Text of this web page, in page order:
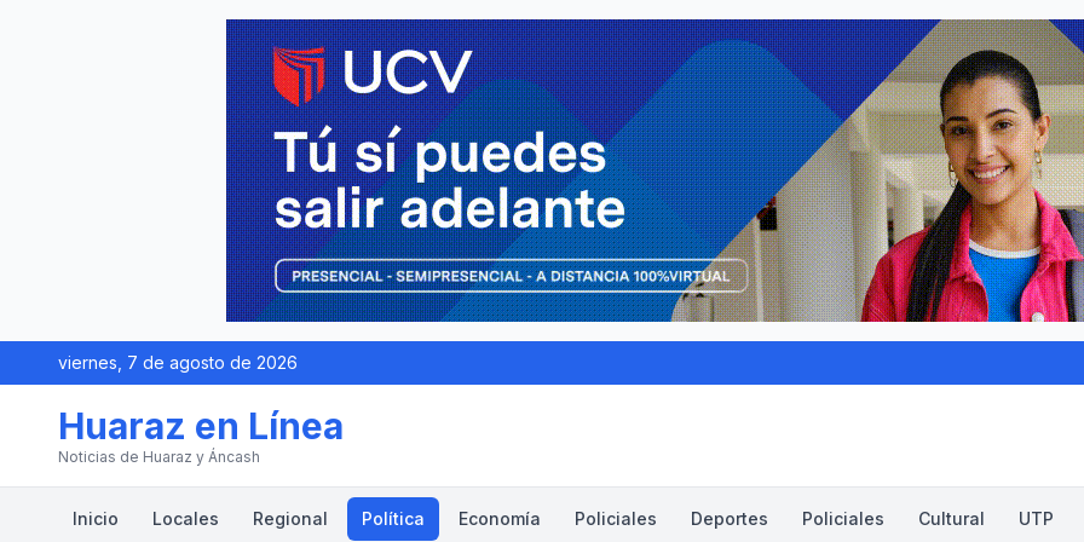
viernes, 7 de agosto de 2026
Huaraz en Línea
Noticias de Huaraz y Áncash
Inicio Locales Regional Política Economía Policiales Deportes Policiales Cultural UTP